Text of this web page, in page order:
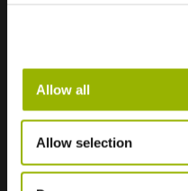
Allow all
Allow selection
5451HA Mill, Nederland
+31 413 275 566
info@hottubselect.nl
Openingstijden:
Maandag t/m donderdag: 09:30 -